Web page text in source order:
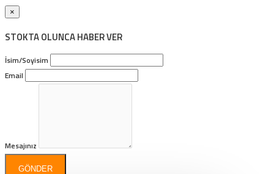
×
STOKTA OLUNCA HABER VER
İsim/Soyisim
Email
Mesajınız
GÖNDER